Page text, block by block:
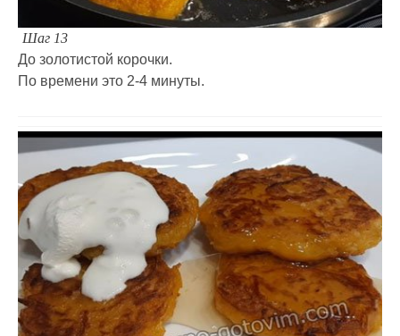
Шаг 13
До золотистой корочки.
По времени это 2-4 минуты.